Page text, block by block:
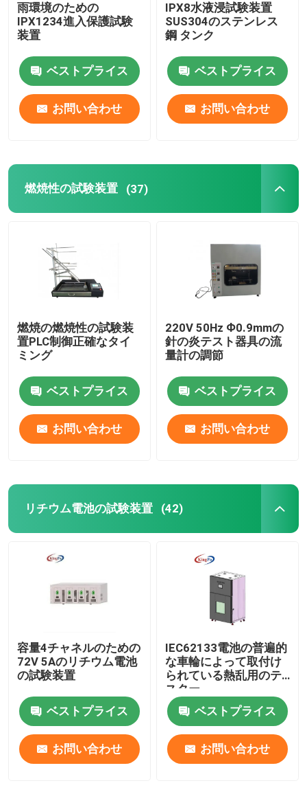
雨環境のための
IPX1234進入保護試験
装置
ベストプライス
お問い合わせ
IPX8水液浸試験装置
SUS304のステンレス
鋼 タンク
ベストプライス
お問い合わせ
燃焼性の試験装置 (37)
燃焼の燃焼性の試験装
置PLC制御正確なタイ
ミング
ベストプライス
お問い合わせ
220V 50Hz Ф0.9mmの
針の炎テスト器具の流
量計の調節
ベストプライス
お問い合わせ
リチウム電池の試験装置 (42)
容量4チャネルのための
72V 5Aのリチウム電池
の試験装置
ベストプライス
お問い合わせ
IEC62133電池の普遍的
な車輪によって取付け
られている熱乱用のテ
スター
ベストプライス
お問い合わせ